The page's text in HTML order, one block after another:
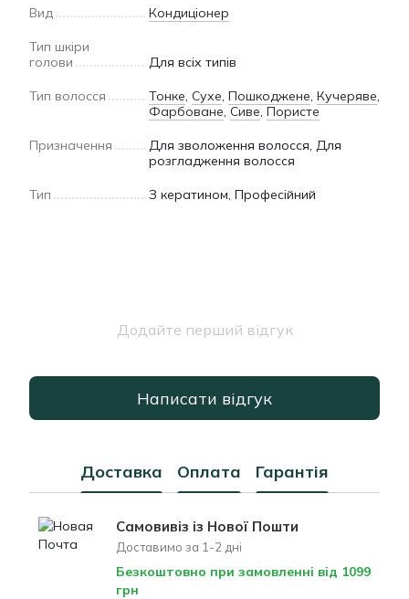
Вид Кондиціонер
Тип шкіри
голови
Для всіх типів
Тип волосся Тонке, Сухе, Пошкоджене, Кучеряве,
Фарбоване, Сиве, Пористе
Призначення
Для зволоження волосся, Для
розгладження волосся
Тип З кератином, Професійний
Додайте перший відгук
Написати відгук
Доставка Оплата Гарантія
Самовивіз із Нової Пошти
Доставимо за 1-2 дні
Безкоштовно при замовленні від 1099
грн